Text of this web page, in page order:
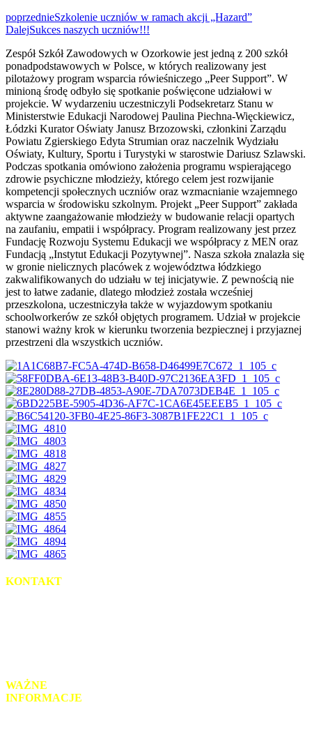
poprzednieSzkolenie uczniów w ramach akcji „Hazard”
DalejSukces naszych uczniów!!!
Zespół Szkół Zawodowych w Ozorkowie jest jedną z 200 szkół
ponadpodstawowych w Polsce, w których realizowany jest
pilotażowy program wsparcia rówieśniczego „Peer Support”. W
minioną środę odbyło się spotkanie poświęcone udziałowi w
projekcie. W wydarzeniu uczestniczyli Podsekretarz Stanu w
Ministerstwie Edukacji Narodowej Paulina Piechna-Więckiewicz,
Łódzki Kurator Oświaty Janusz Brzozowski, członkini Zarządu
Powiatu Zgierskiego Edyta Strumian oraz naczelnik Wydziału
Oświaty, Kultury, Sportu i Turystyki w starostwie Dariusz Szlawski.
Podczas spotkania omówiono założenia programu wspierającego
zdrowie psychiczne młodzieży, którego celem jest rozwijanie
kompetencji społecznych uczniów oraz wzmacnianie wzajemnego
wsparcia w środowisku szkolnym. Projekt „Peer Support” zakłada
aktywne zaangażowanie młodzieży w budowanie relacji opartych
na zaufaniu, empatii i współpracy. Program realizowany jest przez
Fundację Rozwoju Systemu Edukacji we współpracy z MEN oraz
Fundacją „Instytut Edukacji Pozytywnej”. Nasza szkoła znalazła się
w gronie nielicznych placówek z województwa łódzkiego
zakwalifikowanych do udziału w tej inicjatywie. Z pewnością nie
jest to łatwe zadanie, dlatego młodzież została wcześniej
przeszkolona, uczestniczyła także w wyjazdowym spotkaniu
schoolworkerów ze szkół objętych programem. Udział w projekcie
stanowi ważny krok w kierunku tworzenia bezpiecznej i przyjaznej
przestrzeni dla wszystkich uczniów.
KONTAKT
WAŻNE
INFORMACJE